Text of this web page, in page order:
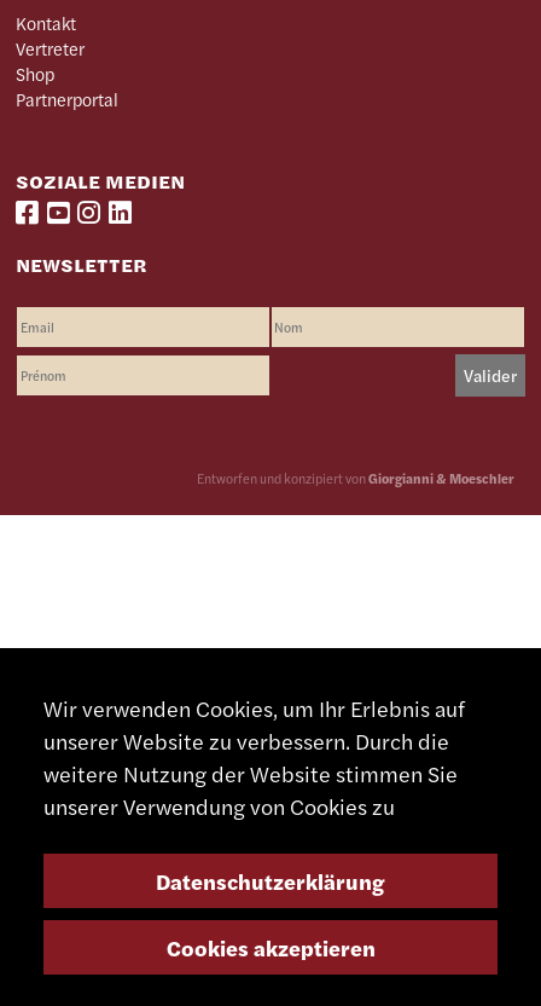
Kontakt
Vertreter
Shop
Partnerportal
SOZIALE MEDIEN
NEWSLETTER
Entworfen und konzipiert vonGiorgianni & Moeschler
Wir verwenden Cookies, um Ihr Erlebnis auf
unserer Website zu verbessern. Durch die
weitere Nutzung der Website stimmen Sie
unserer Verwendung von Cookies zu
Datenschutzerklärung
Cookies akzeptieren